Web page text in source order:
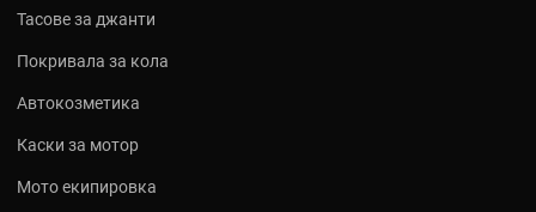
Тасове за джанти
Покривала за кола
Автокозметика
Каски за мотор
Мото екипировка